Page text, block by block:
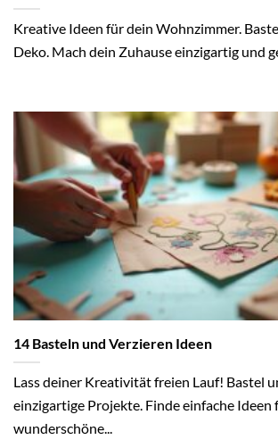
Kreative Ideen für dein Wohnzimmer.
Deko. Mach dein Zuhause einzigartig und
14 Basteln und Verzieren Ideen
Lass deiner Kreativität freien Lauf! Bastel
einzigartige Projekte. Finde einfache Ideen
wunderschöne...